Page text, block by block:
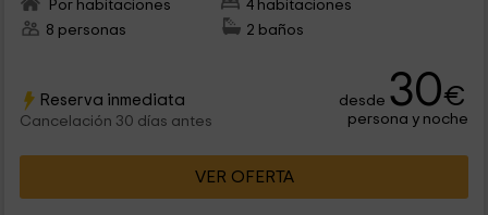
Por habitaciones
4 habitaciones
8 personas
2 baños
Reserva inmediata
Cancelación 30 días antes
desde 30€
persona y noche
VER OFERTA